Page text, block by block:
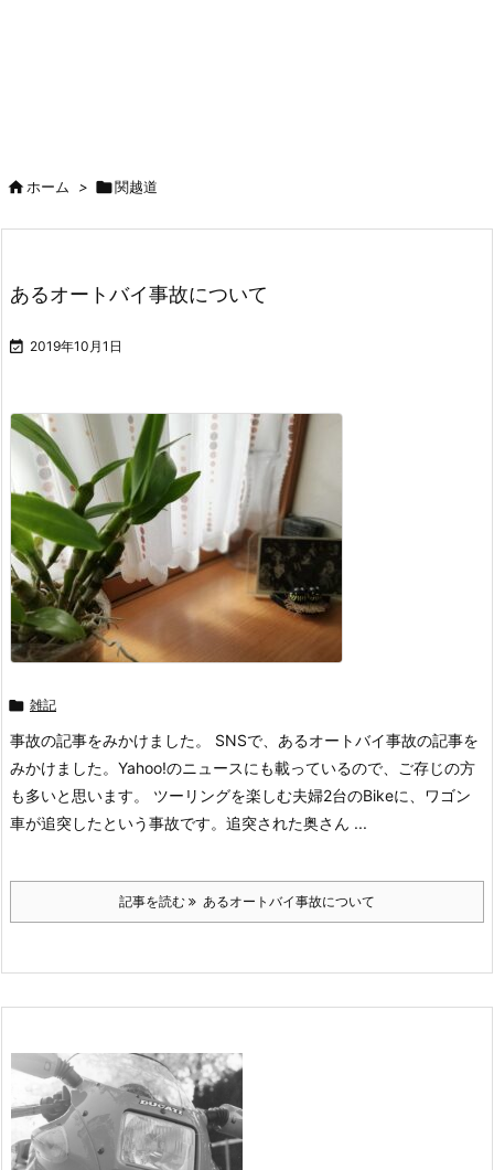
ホーム > 関越道
あるオートバイ事故について
 2019年10月1日
 雑記
事故の記事をみかけました。 SNSで、あるオートバイ事故の記事を
みかけました。Yahoo!のニュースにも載っているので、ご存じの方
も多いと思います。 ツーリングを楽しむ夫婦2台のBikeに、ワゴン
車が追突したという事故です。追突された奥さん ...
記事を読む あるオートバイ事故について